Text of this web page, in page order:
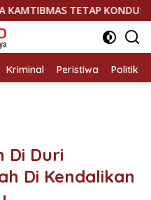
TETAP KONDUSIF
Kriminal Peristiwa Politik
Di Duri
Di Kendalikan